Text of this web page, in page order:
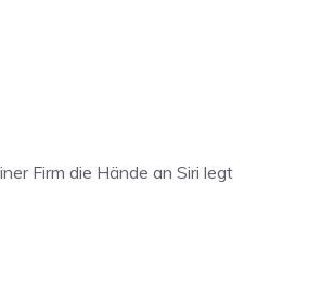
Firm die Hände an Siri legt